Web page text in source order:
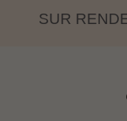
SUR